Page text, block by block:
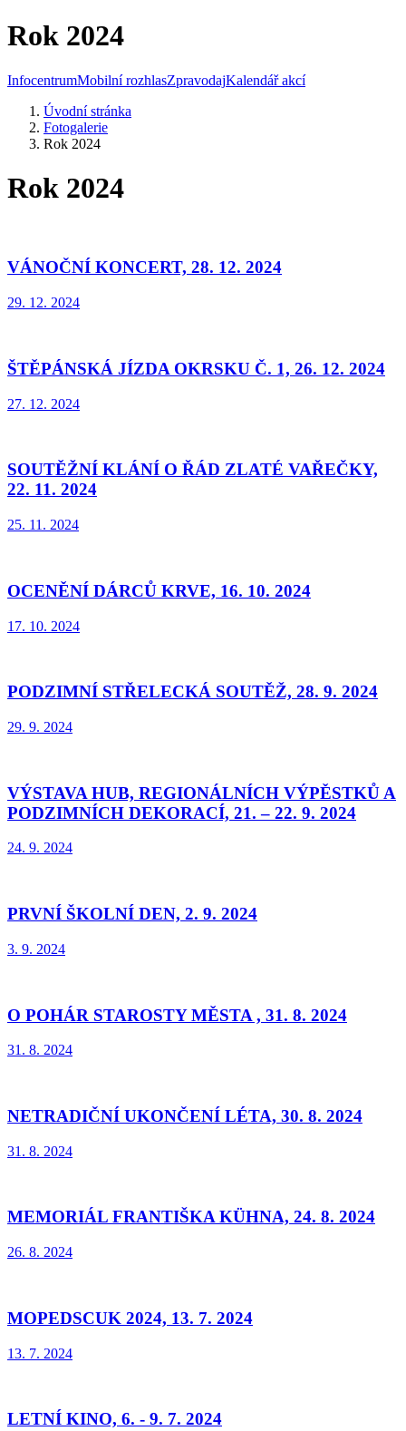
Rok 2024
InfocentrumMobilní rozhlasZpravodajKalendář akcí
Úvodní stránka
Fotogalerie
Rok 2024
Rok 2024
VÁNOČNÍ KONCERT, 28. 12. 2024
29. 12. 2024
ŠTĚPÁNSKÁ JÍZDA OKRSKU Č. 1, 26. 12. 2024
27. 12. 2024
SOUTĚŽNÍ KLÁNÍ O ŘÁD ZLATÉ VAŘEČKY,
22. 11. 2024
25. 11. 2024
OCENĚNÍ DÁRCŮ KRVE, 16. 10. 2024
17. 10. 2024
PODZIMNÍ STŘELECKÁ SOUTĚŽ, 28. 9. 2024
29. 9. 2024
VÝSTAVA HUB, REGIONÁLNÍCH VÝPĚSTKŮ A
PODZIMNÍCH DEKORACÍ, 21. – 22. 9. 2024
24. 9. 2024
PRVNÍ ŠKOLNÍ DEN, 2. 9. 2024
3. 9. 2024
O POHÁR STAROSTY MĚSTA , 31. 8. 2024
31. 8. 2024
NETRADIČNÍ UKONČENÍ LÉTA, 30. 8. 2024
31. 8. 2024
MEMORIÁL FRANTIŠKA KÜHNA, 24. 8. 2024
26. 8. 2024
MOPEDSCUK 2024, 13. 7. 2024
13. 7. 2024
LETNÍ KINO, 6. - 9. 7. 2024